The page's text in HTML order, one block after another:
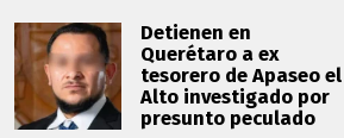
Detienen en
Querétaro a ex
tesorero de Apaseo el
Alto investigado por
presunto peculado